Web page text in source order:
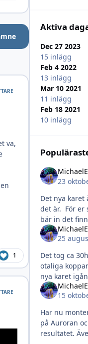
va,
1
Aktiva
Dec 27 2023
15 inlägg
Feb 4 2022
13 inlägg
Mar 10 2021
11 inlägg
Feb 18 2021
10 inlägg
MichaelE
23
Det nya karet
det är. För er som vill titta på när vi svär och
bär in det
här: https://
IjJ/
MichaelE
25
Det tog ca
otaliga
nya karet igång. Bänken var
otymplig så vi
minska risken
MichaelE
15
Har nu
på Auroran
resultatet.